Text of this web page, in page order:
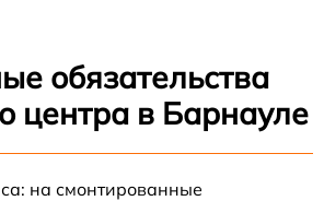
обязательства
центра в Барнауле
на смонтированные